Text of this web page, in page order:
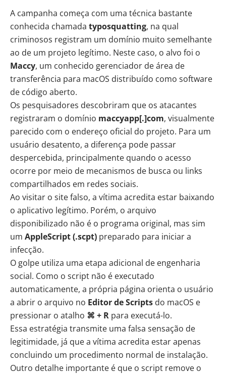
A campanha começa com uma técnica bastante
conhecida chamada typosquatting, na qual
criminosos registram um domínio muito semelhante
ao de um projeto legítimo. Neste caso, o alvo foi o
Maccy, um conhecido gerenciador de área de
transferência para macOS distribuído como software
de código aberto.
Os pesquisadores descobriram que os atacantes
registraram o domínio maccyapp[.]com, visualmente
parecido com o endereço oficial do projeto. Para um
usuário desatento, a diferença pode passar
despercebida, principalmente quando o acesso
ocorre por meio de mecanismos de busca ou links
compartilhados em redes sociais.
Ao visitar o site falso, a vítima acredita estar baixando
o aplicativo legítimo. Porém, o arquivo
disponibilizado não é o programa original, mas sim
um AppleScript (.scpt) preparado para iniciar a
infecção.
O golpe utiliza uma etapa adicional de engenharia
social. Como o script não é executado
automaticamente, a própria página orienta o usuário
a abrir o arquivo no Editor de Scripts do macOS e
pressionar o atalho ⌘ + R para executá-lo.
Essa estratégia transmite uma falsa sensação de
legitimidade, já que a vítima acredita estar apenas
concluindo um procedimento normal de instalação.
Outro detalhe importante é que o script remove o